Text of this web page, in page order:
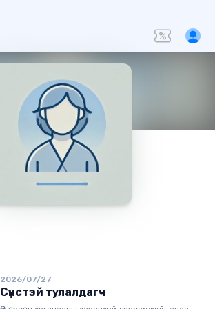
Сүнстэй тулалдагч
2026/07/27